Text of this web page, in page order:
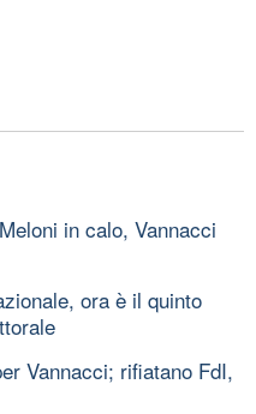
in calo, Vannacci
ora è il quinto
Vannacci; rifiatano FdI,